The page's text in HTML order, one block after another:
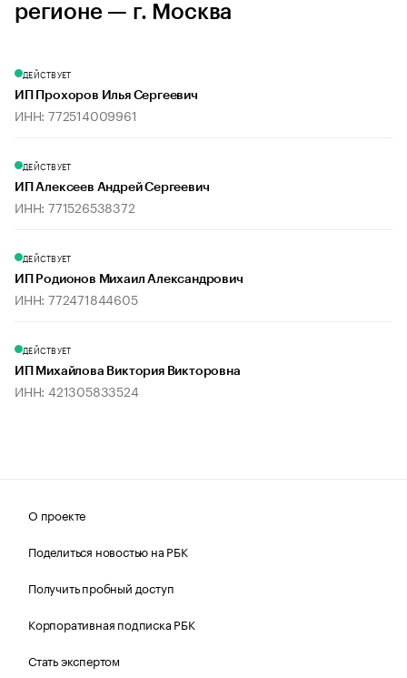
регионе — г. Москва
ДЕЙСТВУЕТ
ИП Прохоров Илья Сергеевич
ИНН: 772514009961
ДЕЙСТВУЕТ
ИП Алексеев Андрей Сергеевич
ИНН: 771526538372
ДЕЙСТВУЕТ
ИП Родионов Михаил Александрович
ИНН: 772471844605
ДЕЙСТВУЕТ
ИП Михайлова Виктория Викторовна
ИНН: 421305833524
О проекте
Поделиться новостью на РБК
Получить пробный доступ
Корпоративная подписка РБК
Стать экспертом